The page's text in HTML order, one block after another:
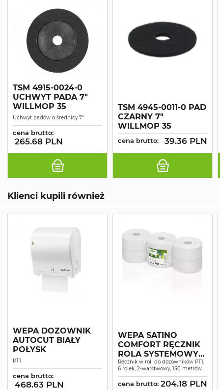
TSM 4915-0024-0
UCHWYT PADA 7"
WILLMOP 35
Uchwyt padów o średnicy 7"
cena brutto:
265.68 PLN
TSM 4945-0011-0 PAD
CZARNY 7"
WILLMOP 35
cena brutto: 39.36 PLN
Klienci kupili również
WEPA DOZOWNIK
AUTOCUT BIAŁY
POŁYSK
PT1
cena brutto:
468.63 PLN
WEPA SATINO
COMFORT RĘCZNIK
ROLA SYSTEMOWY
MAKULATURA
ŚNIEŻNOBIAŁY 2W
150MB A6
Ręcznik w roli do dozowników PT1,
6 rolek, 2-warstwowy, 150 metrów
cena brutto: 204.18 PLN